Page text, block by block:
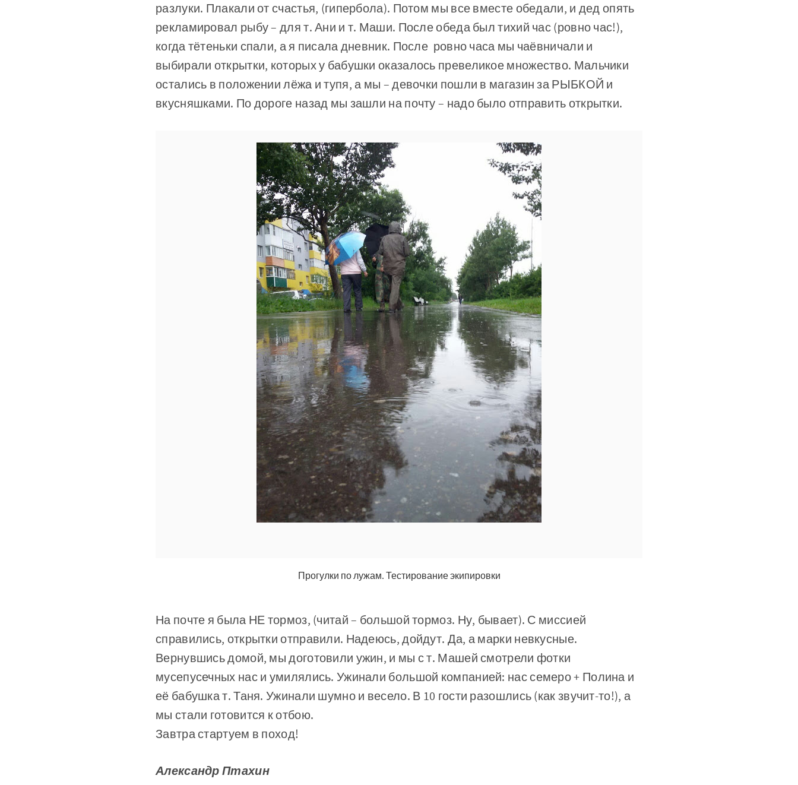
разлуки. Плакали от счастья, (гипербола). Потом мы все вместе обедали, и дед опять
рекламировал рыбу – для т. Ани и т. Маши. После обеда был тихий час (ровно час!),
когда тётеньки спали, а я писала дневник. После ровно часа мы чаёвничали и
выбирали открытки, которых у бабушки оказалось превеликое множество. Мальчики
остались в положении лёжа и тупя, а мы – девочки пошли в магазин за РЫБКОЙ и
вкусняшками. По дороге назад мы зашли на почту – надо было отправить открытки.
Прогулки по лужам. Тестирование экипировки
На почте я была НЕ тормоз, (читай – большой тормоз. Ну, бывает). С миссией
справились, открытки отправили. Надеюсь, дойдут. Да, а марки невкусные.
Вернувшись домой, мы доготовили ужин, и мы с т. Машей смотрели фотки
мусепусечных нас и умилялись. Ужинали большой компанией: нас семеро + Полина и
её бабушка т. Таня. Ужинали шумно и весело. В 10 гости разошлись (как звучит-то!), а
мы стали готовится к отбою.
Завтра стартуем в поход!
Александр Птахин